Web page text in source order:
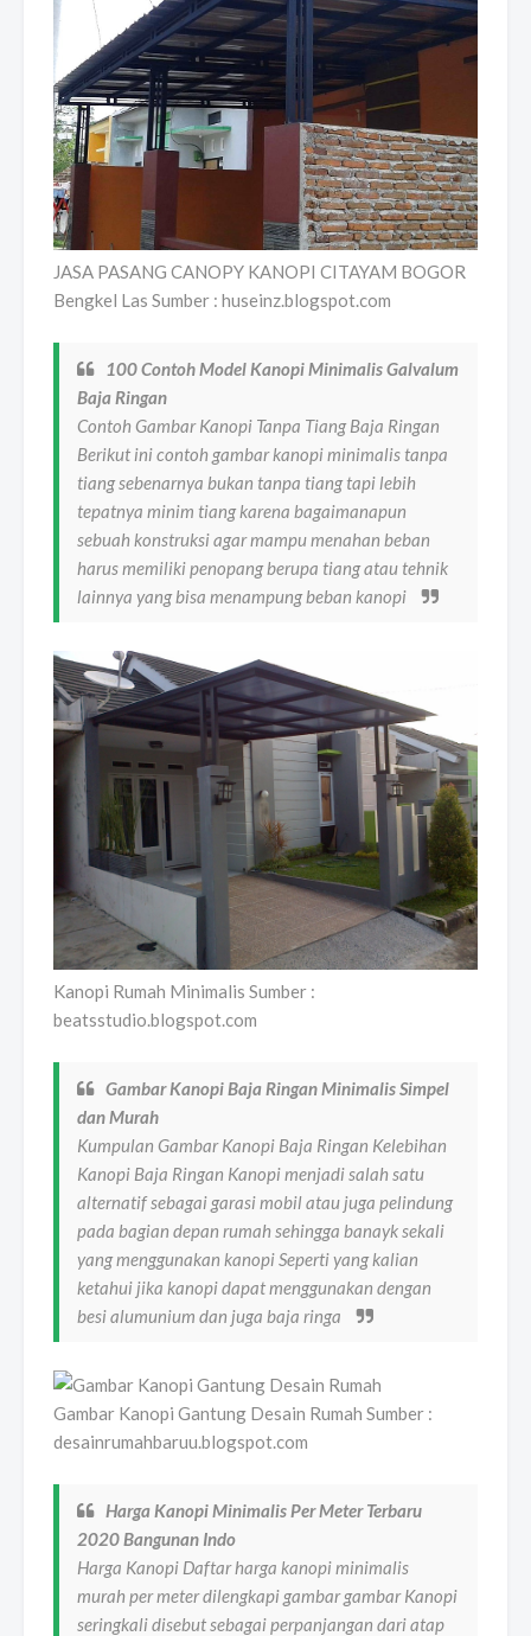
JASA PASANG CANOPY KANOPI CITAYAM BOGOR
Bengkel Las Sumber : huseinz.blogspot.com
100 Contoh Model Kanopi Minimalis Galvalum
Baja Ringan
Contoh Gambar Kanopi Tanpa Tiang Baja Ringan
Berikut ini contoh gambar kanopi minimalis tanpa
tiang sebenarnya bukan tanpa tiang tapi lebih
tepatnya minim tiang karena bagaimanapun
sebuah konstruksi agar mampu menahan beban
harus memiliki penopang berupa tiang atau tehnik
lainnya yang bisa menampung beban kanopi
Kanopi Rumah Minimalis Sumber :
beatsstudio.blogspot.com
Gambar Kanopi Baja Ringan Minimalis Simpel
dan Murah
Kumpulan Gambar Kanopi Baja Ringan Kelebihan
Kanopi Baja Ringan Kanopi menjadi salah satu
alternatif sebagai garasi mobil atau juga pelindung
pada bagian depan rumah sehingga banayk sekali
yang menggunakan kanopi Seperti yang kalian
ketahui jika kanopi dapat menggunakan dengan
besi alumunium dan juga baja ringa
Gambar Kanopi Gantung Desain Rumah Sumber :
desainrumahbaruu.blogspot.com
Harga Kanopi Minimalis Per Meter Terbaru
2020 Bangunan Indo
Harga Kanopi Daftar harga kanopi minimalis
murah per meter dilengkapi gambar gambar Kanopi
seringkali disebut sebagai perpanjangan dari atap